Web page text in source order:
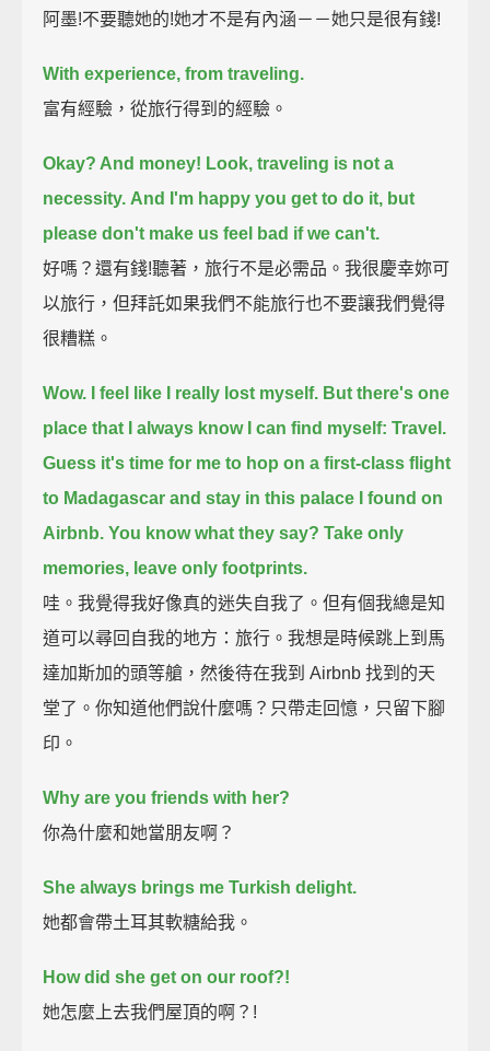
阿墨!不要聽她的!她才不是有內涵－－她只是很有錢!
With experience, from traveling.
富有經驗，從旅行得到的經驗。
Okay? And money! Look, traveling is not a
necessity. And I'm happy you get to do it, but
please don't make us feel bad if we can't.
好嗎？還有錢!聽著，旅行不是必需品。我很慶幸妳可
以旅行，但拜託如果我們不能旅行也不要讓我們覺得
很糟糕。
Wow. I feel like I really lost myself. But there's one
place that I always know I can find myself: Travel.
Guess it's time for me to hop on a first-class flight
to Madagascar and stay in this palace I found on
Airbnb. You know what they say? Take only
memories, leave only footprints.
哇。我覺得我好像真的迷失自我了。但有個我總是知
道可以尋回自我的地方：旅行。我想是時候跳上到馬
達加斯加的頭等艙，然後待在我到 Airbnb 找到的天
堂了。你知道他們說什麼嗎？只帶走回憶，只留下腳
印。
Why are you friends with her?
你為什麼和她當朋友啊？
She always brings me Turkish delight.
她都會帶土耳其軟糖給我。
How did she get on our roof?!
她怎麼上去我們屋頂的啊？!